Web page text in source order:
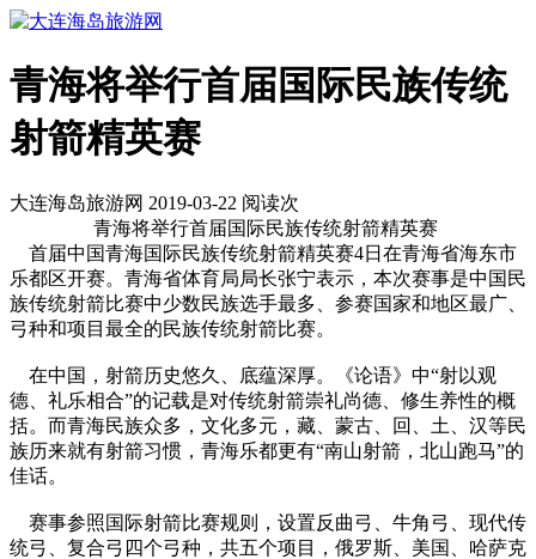
青海将举行首届国际民族传统
射箭精英赛
大连海岛旅游网 2019-03-22 阅读次
青海将举行首届国际民族传统射箭精英赛
首届中国青海国际民族传统射箭精英赛4日在青海省海东市
乐都区开赛。青海省体育局局长张宁表示，本次赛事是中国民
族传统射箭比赛中少数民族选手最多、参赛国家和地区最广、
弓种和项目最全的民族传统射箭比赛。
在中国，射箭历史悠久、底蕴深厚。《论语》中“射以观
德、礼乐相合”的记载是对传统射箭崇礼尚德、修生养性的概
括。而青海民族众多，文化多元，藏、蒙古、回、土、汉等民
族历来就有射箭习惯，青海乐都更有“南山射箭，北山跑马”的
佳话。
赛事参照国际射箭比赛规则，设置反曲弓、牛角弓、现代传
统弓、复合弓四个弓种，共五个项目，俄罗斯、美国、哈萨克